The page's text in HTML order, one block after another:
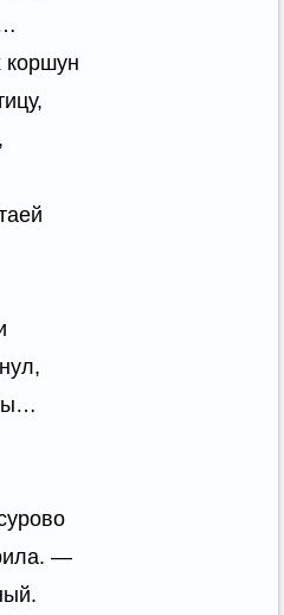
коршун
—